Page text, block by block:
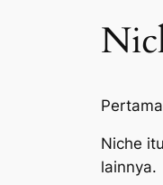
Niche
lainnya.